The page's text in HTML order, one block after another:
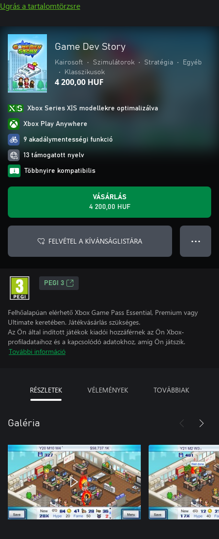
Ugrás a tartalomtörzsre
Game Dev Story
Kairosoft • Szimulátorok • Stratégia •
Egyéb
•
Klasszikusok
4 200,00 HUF
Xbox Series X|S modellekre optimalizálva
Xbox Play Anywhere
9 akadálymentességi funkció
13 támogatott nyelv
Többnyire kompatibilis
VÁSÁRLÁS
4 200,00 HUF
FELVÉTEL A KÍVÁNSÁGLISTÁRA ● ● ●
PEGI 3
Felhőalapúan elérhető Xbox Game Pass Essential, Premium vagy
Ultimate keretében. Játékvásárlás szükséges.
Az Ön által indított játékok kiadói hozzáférnek az Ön Xbox-
profiladataihoz és a kapcsolódó adatokhoz, amíg Ön játszik.
További információ
RÉSZLETEK VÉLEMÉNYEK TOVÁBBIAK
Galéria